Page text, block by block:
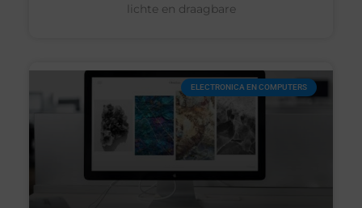
lichte en draagbare
ELECTRONICA EN COMPUTERS